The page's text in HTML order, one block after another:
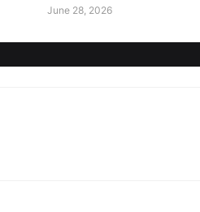
June 28, 2026